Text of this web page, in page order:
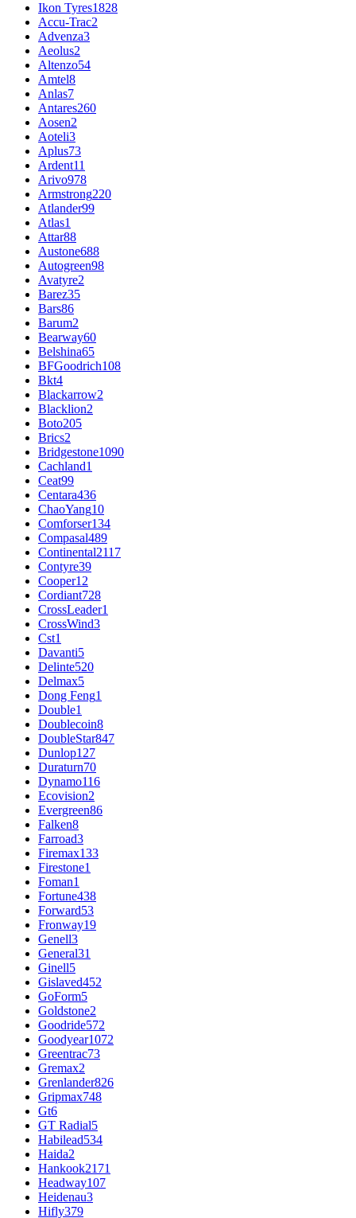
Ikon Tyres1828
Accu-Trac2
Advenza3
Aeolus2
Altenzo54
Amtel8
Anlas7
Antares260
Aosen2
Aoteli3
Aplus73
Ardent11
Arivo978
Armstrong220
Atlander99
Atlas1
Attar88
Austone688
Autogreen98
Avatyre2
Barez35
Bars86
Barum2
Bearway60
Belshina65
BFGoodrich108
Bkt4
Blackarrow2
Blacklion2
Boto205
Brics2
Bridgestone1090
Cachland1
Ceat99
Centara436
ChaoYang10
Comforser134
Compasal489
Continental2117
Contyre39
Cooper12
Cordiant728
CrossLeader1
CrossWind3
Cst1
Davanti5
Delinte520
Delmax5
Dong Feng1
Double1
Doublecoin8
DoubleStar847
Dunlop127
Duraturn70
Dynamo116
Ecovision2
Evergreen86
Falken8
Farroad3
Firemax133
Firestone1
Foman1
Fortune438
Forward53
Fronway19
Genell3
General31
Ginell5
Gislaved452
GoForm5
Goldstone2
Goodride572
Goodyear1072
Greentrac73
Gremax2
Grenlander826
Gripmax748
Gt6
GT Radial5
Habilead534
Haida2
Hankook2171
Headway107
Heidenau3
Hifly379